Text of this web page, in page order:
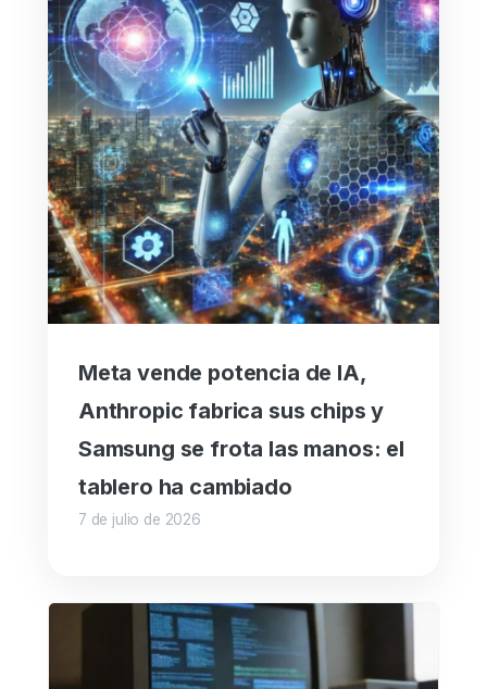
Meta vende potencia de IA,
Anthropic fabrica sus chips y
Samsung se frota las manos: el
tablero ha cambiado
7 de julio de 2026